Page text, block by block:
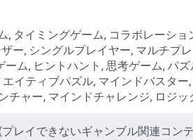
タイミングゲーム, コラボレーショ
ー, シングルプレイヤー, マルチプ
ム, ヒントハント, 思考ゲーム, パ
イティブパズル, マインドバスター
チャー, マインドチャレンジ, ロジッ
レイできないギャンブル関連コン